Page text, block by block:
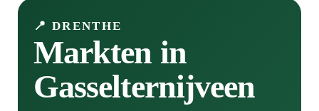
📍 DRENTHE
Markten in
Gasselternijveen